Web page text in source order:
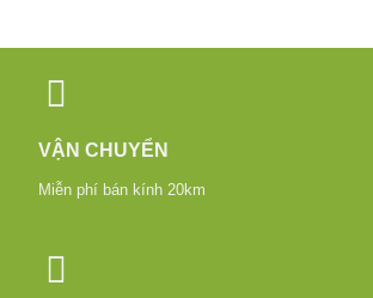
VẬN CHUYỂN
Miễn phí bán kính 20km